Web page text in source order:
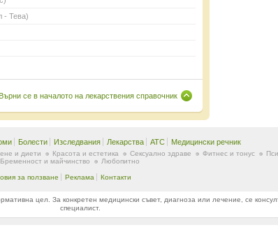
- Тева)
Върни се в началото на лекарствения справочник
Болести Изследвания Лекарства ATC Медицински речник
и диети Красота и естетика Сексуално здраве Фитнес и тонус
Бременност и майчинство Любопитно
за ползване Реклама Контакти
цел. За конкретен медицински съвет, диагноза или лечение, се
специалист.